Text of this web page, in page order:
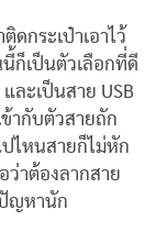
ดกระเป๋าเอาไว้
นี้ก็เป็นตัวเลือกที่ดี
ละเป็นสาย USB
ข้ากับตัวสายถัก
ปไหนสายก็ไม่หัก
ว่าต้องลากสาย
ญหานัก